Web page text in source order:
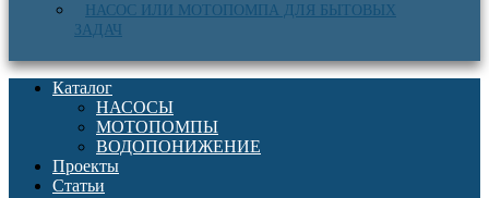
НАСОС ИЛИ МОТОПОМПА ДЛЯ БЫТОВЫХ
ЗАДАЧ
Каталог
НАСОСЫ
МОТОПОМПЫ
ВОДОПОНИЖЕНИЕ
Проекты
Статьи